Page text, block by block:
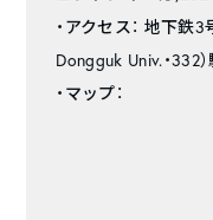
・アクセス： 地下鉄
Dongguk Univ.・332
・マップ：